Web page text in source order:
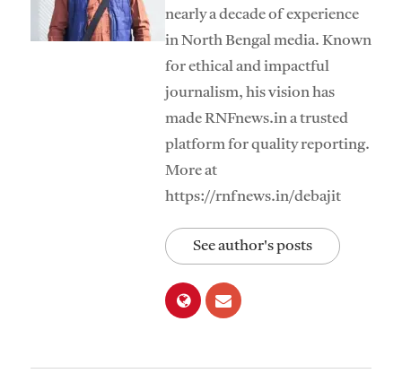
nearly a decade of experience
in North Bengal media. Known
for ethical and impactful
journalism, his vision has
made RNFnews.in a trusted
platform for quality reporting.
More at
https://rnfnews.in/debajit
See author's posts